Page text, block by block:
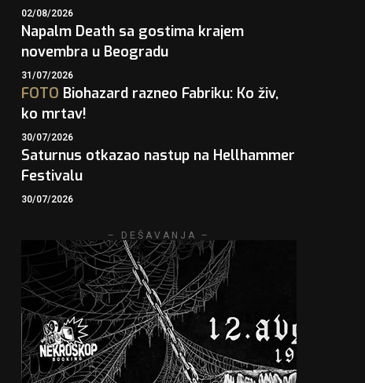
02/08/2026
Napalm Death sa gostima krajem
novembra u Beogradu
31/07/2026
FOTO Biohazard razneo Fabriku: Ko živ,
ko mrtav!
30/07/2026
Saturnus otkazao nastup na Hellhammer
Festivalu
30/07/2026
– DEŠAVANJA –